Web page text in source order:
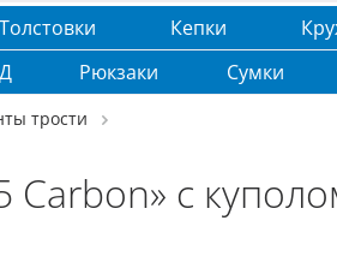
Толстовки Кепки
Рюкзаки Сумки
трости
Carbon» с